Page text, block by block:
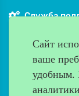
Служба
Производители
Наш адрес
Сайт
ваше
удобным.